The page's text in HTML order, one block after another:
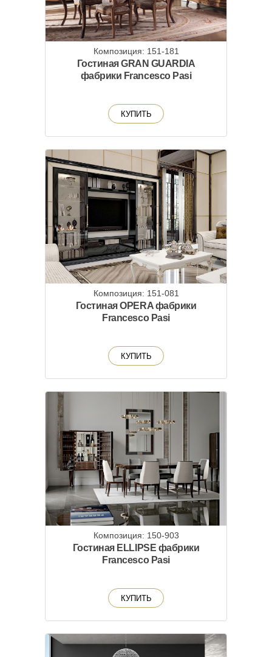
Композиция: 151-181
Гостиная GRAN GUARDIA
фабрики Francesco Pasi
КУПИТЬ
Композиция: 151-081
Гостиная OPERA фабрики
Francesco Pasi
КУПИТЬ
Композиция: 150-903
Гостиная ELLIPSE фабрики
Francesco Pasi
КУПИТЬ